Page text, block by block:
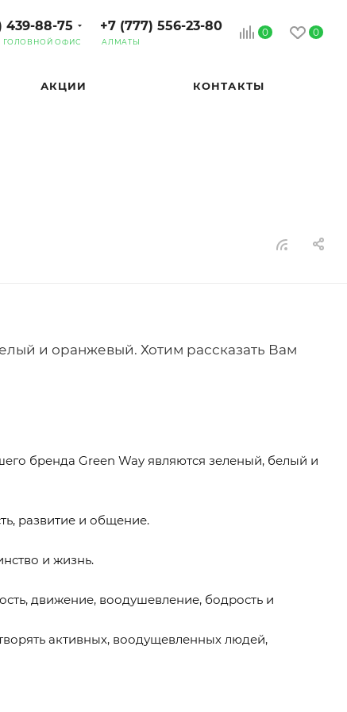
0 0
+7 (777) 556-23-80
АЛМАТЫ
439-88-75
ГОЛОВНОЙ ОФИС
АКЦИИ КОНТАКТЫ
и оранжевый. Хотим рассказать Вам
бренда Green Way являются зеленый, белый и
развитие и общение.
и жизнь.
движение, воодушевление, бодрость и
активных, воодущевленных людей,